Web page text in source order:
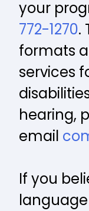
your
772-1270.
formats
services
hearing,
email
If you